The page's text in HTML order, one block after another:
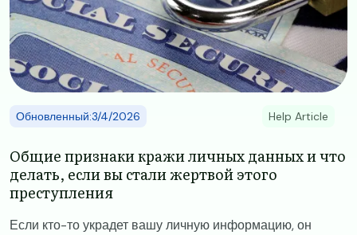
Обновленный:3/4/2026 Help Article
Общие признаки кражи личных данных и что
делать, если вы стали жертвой этого
преступления
Если кто-то украдет вашу личную информацию, он